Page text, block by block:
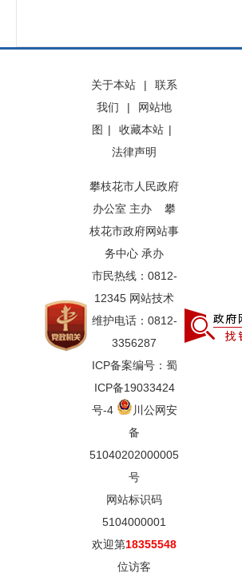
关于本站 |
联系
我们
|
网站地
图 | 收藏本站 |
法律声明
攀枝花市人民政府
办公室 主办 攀
枝花市政府网站事
务中心 承办
市民热线：0812-
12345 网站技术
维护电话：0812-
3356287
ICP备案编号：蜀
ICP备19033424
号-4
川公网安
备
51040202000005
号
网站标识码
5104000001
欢迎第18355548
位访客